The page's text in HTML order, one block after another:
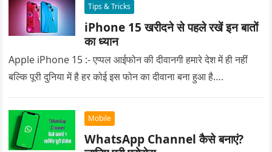
Tips & Tricks
iPhone 15 खरीदने से पहले रखें इन बातों
का ध्यान
Apple iPhone 15 :- एप्पल आईफोन की दीवानगी हमारे देश में ही नहीं
बल्कि पूरी दुनिया में है हर कोई इस फोन का दीवाना बना हुआ है….
Mobile
WhatsApp Channel कैसे बनाएं?